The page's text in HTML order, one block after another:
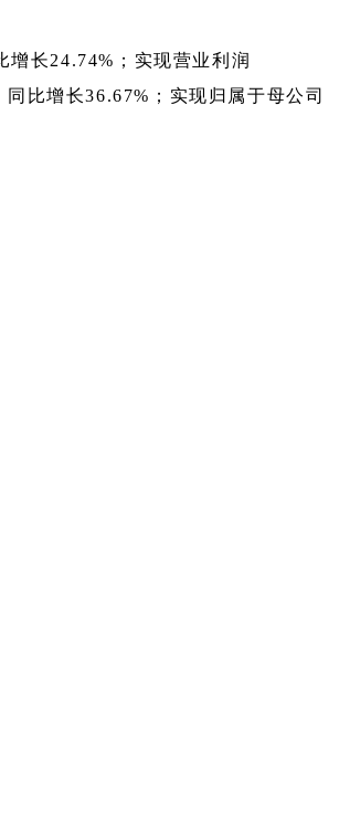
长24.74%；实现营业利润
比增长36.67%；实现归属于母公司